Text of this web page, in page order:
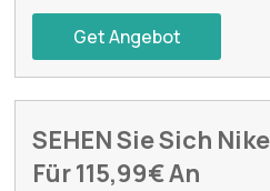
Get Angebot
SEHEN Sie Sich
Für 115,99€ An